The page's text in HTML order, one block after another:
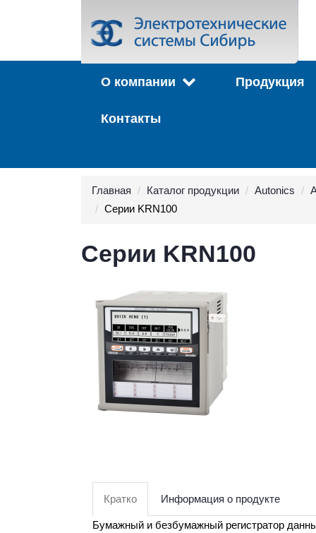
О компании Продукция
Контакты
Главная Каталог продукции Autonics
Серии KRN100
Серии KRN100
Кратко Информация о продукте
Бумажный и безбумажный регистратор